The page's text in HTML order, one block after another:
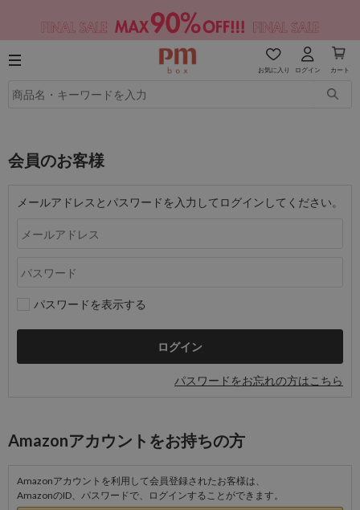
お気に入り ログイン カート
会員のお客様
メールアドレスとパスワードを入力してログインしてください。
パスワードを表示する
パスワードをお忘れの方はこちら
Amazonアカウントをお持ちの方
Amazonアカウントを利用して会員登録されたお客様は、
AmazonのID、パスワードで、ログインすることができます。